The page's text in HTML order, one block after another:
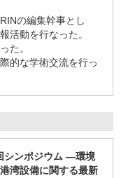
の編集幹事とし
活動を行なった。
た。
的な学術交流を行っ
シンポジウム ―環境
湾設備に関する最新